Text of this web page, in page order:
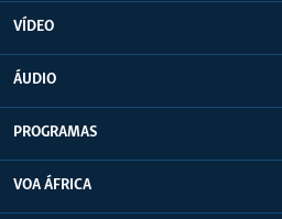
VÍDEO
ÁUDIO
PROGRAMAS
VOA ÁFRICA